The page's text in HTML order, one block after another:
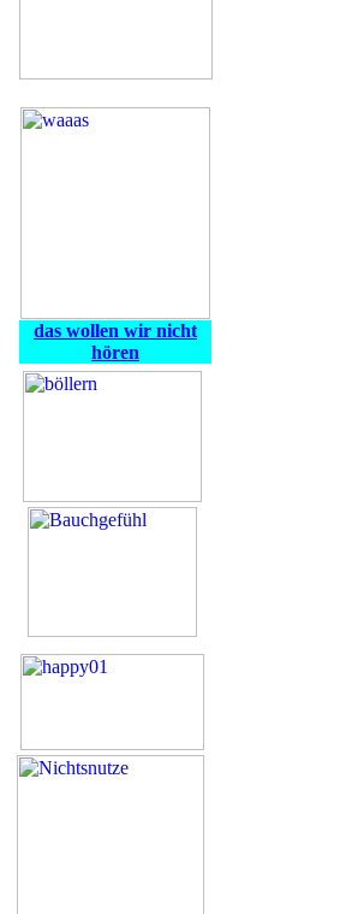
das wollen wir nicht
hören